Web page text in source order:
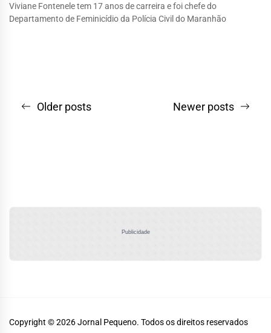
Viviane Fontenele tem 17 anos de carreira e foi chefe do
Departamento de Feminicídio da Polícia Civil do Maranhão
Navegação
Older posts Newer posts
Publicidade
Copyright © 2026Jornal Pequeno. Todos os direitos reservados